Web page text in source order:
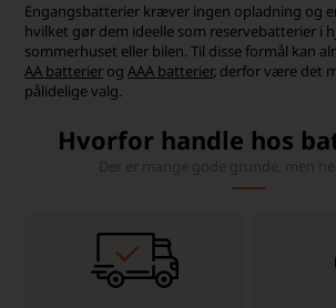
Engangsbatterier kræver ingen opladning og
hvilket gør dem ideelle som reservebatterier i
sommerhuset eller bilen. Til disse formål kan
AA batterier ogAAA batterier, derfor være det
pålidelige valg.
Hvorfor handle hos